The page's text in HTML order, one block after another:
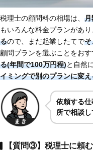
税理士の顧問料の相場は、 月
もいろんな料金プランがあり
るので、まだ起業したてでそ
顧問プランを選ぶことをおす
る(年間で100万円程)と自然
イミングで別のプランに変え
依頼する
所で相談し
【質問③】税理士に頼